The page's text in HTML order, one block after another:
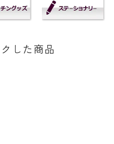
した商品